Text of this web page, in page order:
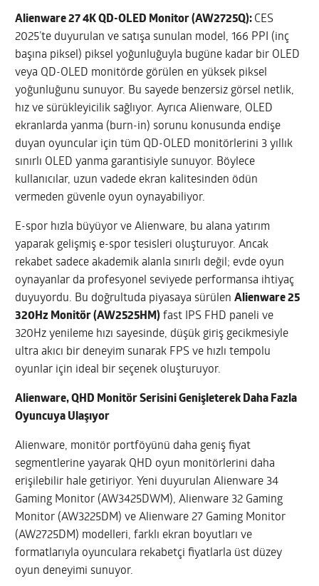
Alienware 27 4K QD-OLED Monitor (AW2725Q): CES
2025’te duyurulan ve satışa sunulan model, 166 PPI (inç
başına piksel) piksel yoğunluğuyla bugüne kadar bir OLED
veya QD-OLED monitörde görülen en yüksek piksel
yoğunluğunu sunuyor. Bu sayede benzersiz görsel netlik,
hız ve sürükleyicilik sağlıyor. Ayrıca Alienware, OLED
ekranlarda yanma (burn-in) sorunu konusunda endişe
duyan oyuncular için tüm QD-OLED monitörlerini 3 yıllık
sınırlı OLED yanma garantisiyle sunuyor. Böylece
kullanıcılar, uzun vadede ekran kalitesinden ödün
vermeden güvenle oyun oynayabiliyor.
E-spor hızla büyüyor ve Alienware, bu alana yatırım
yaparak gelişmiş e-spor tesisleri oluşturuyor. Ancak
rekabet sadece akademik alanla sınırlı değil; evde oyun
oynayanlar da profesyonel seviyede performansa ihtiyaç
duyuyordu. Bu doğrultuda piyasaya sürülenAlienware 25
320Hz Monitör (AW2525HM) fast IPS FHD paneli ve
320Hz yenileme hızı sayesinde, düşük giriş gecikmesiyle
ultra akıcı bir deneyim sunarak FPS ve hızlı tempolu
oyunlar için ideal bir seçenek oluşturuyor.
Alienware, QHD Monitör Serisini Genişleterek Daha Fazla
Oyuncuya Ulaşıyor
Alienware, monitör portföyünü daha geniş fiyat
segmentlerine yayarak QHD oyun monitörlerini daha
erişilebilir hale getiriyor. Yeni duyurulan Alienware 34
Gaming Monitor (AW3425DWM), Alienware 32 Gaming
Monitor (AW3225DM) ve Alienware 27 Gaming Monitor
(AW2725DM) modelleri, farklı ekran boyutları ve
formatlarıyla oyunculara rekabetçi fiyatlarla üst düzey
oyun deneyimi sunuyor.